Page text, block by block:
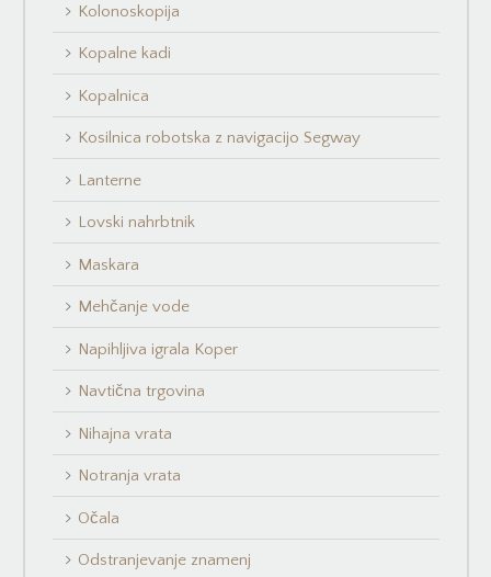
Kolonoskopija
Kopalne kadi
Kopalnica
Kosilnica robotska z navigacijo Segway
Lanterne
Lovski nahrbtnik
Maskara
Mehčanje vode
Napihljiva igrala Koper
Navtična trgovina
Nihajna vrata
Notranja vrata
Očala
Odstranjevanje znamenj